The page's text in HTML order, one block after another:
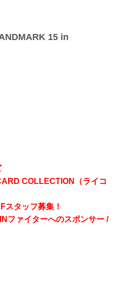
15 in
COLLECTION（ライコ
タッフ募集！
ファイターへのスポンサー /